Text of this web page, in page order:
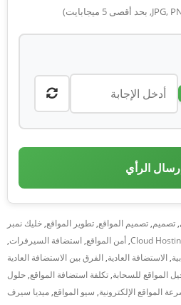
الرأي
, تصميم, تصميم المواقع, تطوير المواقع, خليك نمبر
Cloud
, أمن المواقع, استضافة السيرفرات,
, الاستضافة العادية, الفرق بين الاستضافة العادية
المواقع للسحابة, تكلفة استضافة المواقع, حلول
المواقع الإلكترونية, سيو المواقع, ميديا سيرف